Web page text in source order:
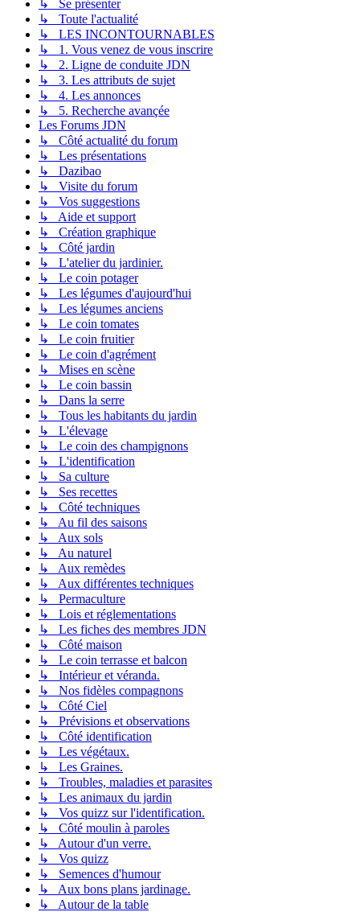
↳ Se présenter
↳ Toute l'actualité
↳ LES INCONTOURNABLES
↳ 1. Vous venez de vous inscrire
↳ 2. Ligne de conduite JDN
↳ 3. Les attributs de sujet
↳ 4. Les annonces
↳ 5. Recherche avançée
Les Forums JDN
↳ Côté actualité du forum
↳ Les présentations
↳ Dazibao
↳ Visite du forum
↳ Vos suggestions
↳ Aide et support
↳ Création graphique
↳ Côté jardin
↳ L'atelier du jardinier.
↳ Le coin potager
↳ Les légumes d'aujourd'hui
↳ Les légumes anciens
↳ Le coin tomates
↳ Le coin fruitier
↳ Le coin d'agrément
↳ Mises en scène
↳ Le coin bassin
↳ Dans la serre
↳ Tous les habitants du jardin
↳ L'élevage
↳ Le coin des champignons
↳ L'identification
↳ Sa culture
↳ Ses recettes
↳ Côté techniques
↳ Au fil des saisons
↳ Aux sols
↳ Au naturel
↳ Aux remèdes
↳ Aux différentes techniques
↳ Permaculture
↳ Lois et réglementations
↳ Les fiches des membres JDN
↳ Côté maison
↳ Le coin terrasse et balcon
↳ Intérieur et véranda.
↳ Nos fidèles compagnons
↳ Côté Ciel
↳ Prévisions et observations
↳ Côté identification
↳ Les végétaux.
↳ Les Graines.
↳ Troubles, maladies et parasites
↳ Les animaux du jardin
↳ Vos quizz sur l'identification.
↳ Côté moulin à paroles
↳ Autour d'un verre.
↳ Vos quizz
↳ Semences d'humour
↳ Aux bons plans jardinage.
↳ Autour de la table